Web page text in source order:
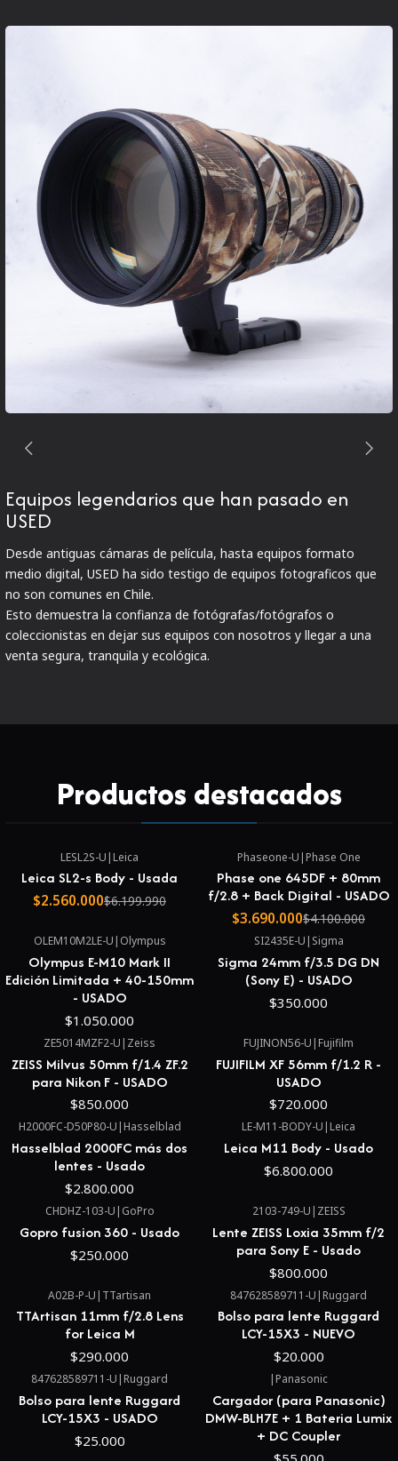
Equipos legendarios que han pasado en
USED
Desde antiguas cámaras de película, hasta equipos formato
medio digital, USED ha sido testigo de equipos fotograficos que
no son comunes en Chile.
Esto demuestra la confianza de fotógrafas/fotógrafos o
coleccionistas en dejar sus equipos con nosotros y llegar a una
venta segura, tranquila y ecológica.
Productos destacados
LESL2S-U | Leica
Leica SL2-s Body - Usada
$2.560.000$6.199.990
-10%
Phaseone-U | Phase One
Phase one 645DF + 80mm
f/2.8 + Back Digital - USADO
$3.690.000$4.100.000
OLEM10M2LE-U | Olympus
Olympus E-M10 Mark II
Edición Limitada + 40-150mm
- USADO
$1.050.000
SI2435E-U | Sigma
Sigma 24mm f/3.5 DG DN
(Sony E) - USADO
$350.000
ZE5014MZF2-U | Zeiss
ZEISS Milvus 50mm f/1.4 ZF.2
para Nikon F - USADO
$850.000
FUJINON56-U | Fujifilm
FUJIFILM XF 56mm f/1.2 R -
USADO
$720.000
H2000FC-D50P80-U | Hasselblad
Hasselblad 2000FC más dos
lentes - Usado
$2.800.000
LE-M11-BODY-U | Leica
Leica M11 Body - Usado
$6.800.000
CHDHZ-103-U | GoPro
Gopro fusion 360 - Usado
$250.000
2103-749-U | ZEISS
Lente ZEISS Loxia 35mm f/2
para Sony E - Usado
$800.000
A02B-P-U | TTartisan
TTArtisan 11mm f/2.8 Lens
for Leica M
$290.000
847628589711-U | Ruggard
Bolso para lente Ruggard
LCY-15X3 - NUEVO
$20.000
847628589711-U | Ruggard
Bolso para lente Ruggard
LCY-15X3 - USADO
$25.000
| Panasonic
Cargador (para Panasonic)
DMW-BLH7E + 1 Bateria Lumix
+ DC Coupler